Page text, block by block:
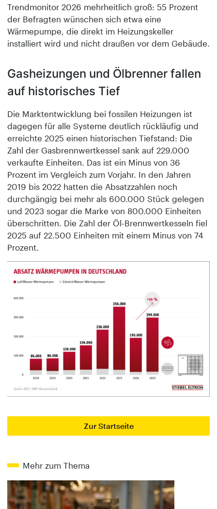
Trendmonitor 2026 mehrheitlich groß: 55 Prozent
der Befragten wünschen sich etwa eine
Wärmepumpe, die direkt im Heizungskeller
installiert wird und nicht draußen vor dem Gebäude.
Gasheizungen und Ölbrenner fallen
auf historisches Tief
Die Marktentwicklung bei fossilen Heizungen ist
dagegen für alle Systeme deutlich rückläufig und
erreichte 2025 einen historischen Tiefstand: Die
Zahl der Gasbrennwertkessel sank auf 229.000
verkaufte Einheiten. Das ist ein Minus von 36
Prozent im Vergleich zum Vorjahr. In den Jahren
2019 bis 2022 hatten die Absatzzahlen noch
durchgängig bei mehr als 600.000 Stück gelegen
und 2023 sogar die Marke von 800.000 Einheiten
überschritten. Die Zahl der Öl-Brennwertkesseln fiel
2025 auf 22.500 Einheiten mit einem Minus von 74
Prozent.
Zur Startseite
Mehr zum Thema